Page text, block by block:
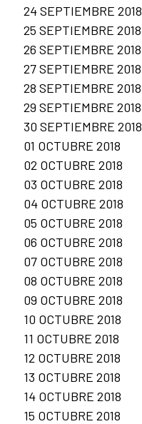
24 SEPTIEMBRE 2018
25 SEPTIEMBRE 2018
26 SEPTIEMBRE 2018
27 SEPTIEMBRE 2018
28 SEPTIEMBRE 2018
29 SEPTIEMBRE 2018
30 SEPTIEMBRE 2018
01 OCTUBRE 2018
02 OCTUBRE 2018
03 OCTUBRE 2018
04 OCTUBRE 2018
05 OCTUBRE 2018
06 OCTUBRE 2018
07 OCTUBRE 2018
08 OCTUBRE 2018
09 OCTUBRE 2018
10 OCTUBRE 2018
11 OCTUBRE 2018
12 OCTUBRE 2018
13 OCTUBRE 2018
14 OCTUBRE 2018
15 OCTUBRE 2018